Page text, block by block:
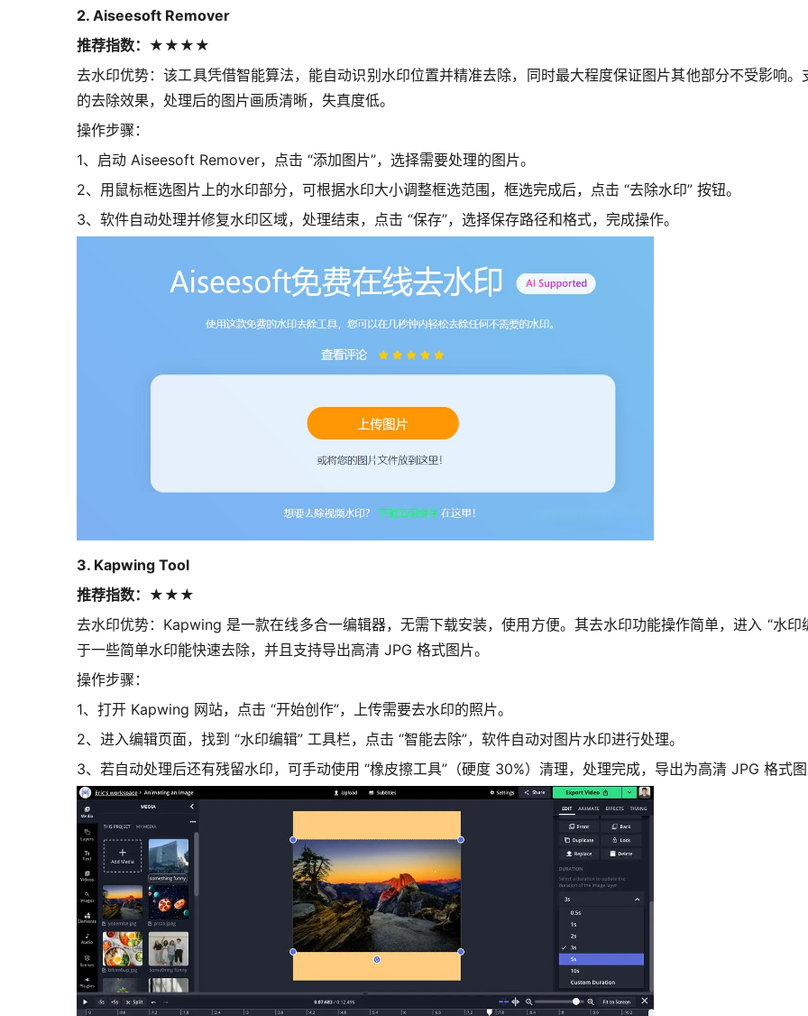
2. Aiseesoft Remover
推荐指数：★★★★
去水印优势：该工具凭借智能算法，能自动识别水印位置并精准去除，同时最大程度保证图片其他部分不受影响
的去除效果，处理后的图片画质清晰，失真度低。
操作步骤：
1、启动 Aiseesoft Remover，点击 “添加图片”，选择需要处理的图片。
2、用鼠标框选图片上的水印部分，可根据水印大小调整框选范围，框选完成后，点击 “去除水印” 按钮。
3、软件自动处理并修复水印区域，处理结束，点击 “保存”，选择保存路径和格式，完成操作。
3. Kapwing Tool
推荐指数：★★★
去水印优势：Kapwing 是一款在线多合一编辑器，无需下载安装，使用方便。其去水印功能操作简单，进入 “水印
于一些简单水印能快速去除，并且支持导出高清 JPG 格式图片。
操作步骤：
1、打开 Kapwing 网站，点击 “开始创作”，上传需要去水印的照片。
2、进入编辑页面，找到 “水印编辑” 工具栏，点击 “智能去除”，软件自动对图片水印进行处理。
3、若自动处理后还有残留水印，可手动使用 “橡皮擦工具”（硬度 30%）清理，处理完成，导出为高清 JPG 格式